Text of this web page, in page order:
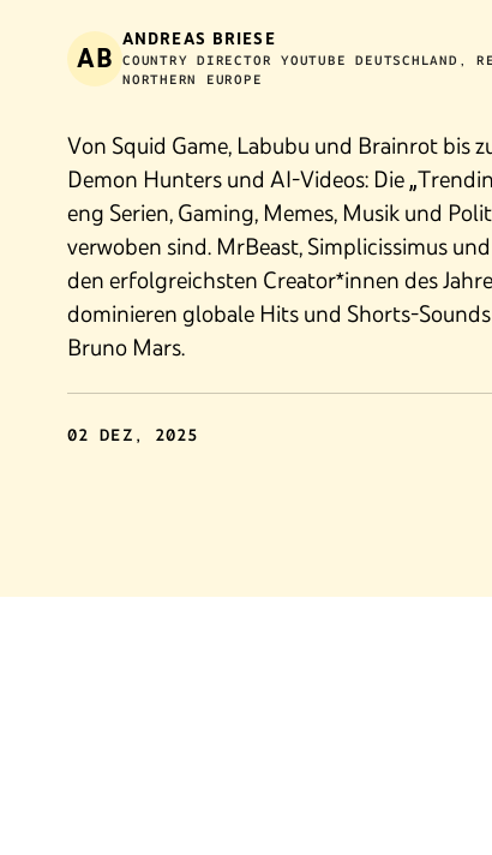
AB
ANDREAS BRIESE
COUNTRY DIRECTOR YOUTUBE DEUTSCHLAND,
NORTHERN EUROPE
Von Squid Game, Labubu und Brainrot bis
Demon Hunters und AI-Videos: Die
eng Serien, Gaming, Memes, Musik und
verwoben sind. MrBeast, Simplicissimus
den erfolgreichsten Creator*innen des
dominieren globale Hits und Shorts-Sounds
Bruno Mars.
02 DEZ, 2025